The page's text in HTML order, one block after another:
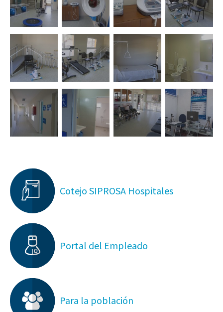
Cotejo SIPROSA Hospitales
Portal del Empleado
Para la población